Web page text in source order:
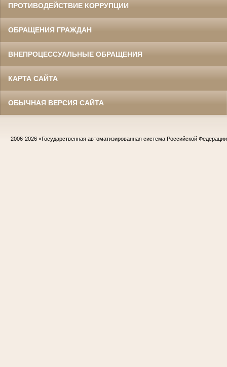
ПРОТИВОДЕЙСТВИЕ КОРРУПЦИИ
ОБРАЩЕНИЯ ГРАЖДАН
ВНЕПРОЦЕССУАЛЬНЫЕ ОБРАЩЕНИЯ
КАРТА САЙТА
ОБЫЧНАЯ ВЕРСИЯ САЙТА
2006-2026 «Государственная автоматизированная система Российской